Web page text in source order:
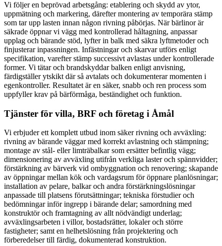
Vi följer en beprövad arbetsgång: etablering och skydd av ytor,
uppmätning och markering, därefter montering av temporära stämp
som tar upp lasten innan någon rivning påbörjas. När bärlinor är
säkrade öppnar vi vägg med kontrollerad håltagning, anpassar
upplag och bärande stöd, lyfter in balk med säkra lyftmetoder och
finjusterar inpassningen. Infästningar och skarvar utförs enligt
specifikation, varefter stämp successivt avlastas under kontrollerade
former. Vi tätar och brandskyddar balken enligt anvisning,
färdigställer ytskikt där så avtalats och dokumenterar momenten i
egenkontroller. Resultatet är en säker, snabb och ren process som
uppfyller krav på bärförmåga, beständighet och funktion.
Tjänster för villa, BRF och företag i Åmål
Vi erbjuder ett komplett utbud inom säker rivning och avväxling:
rivning av bärande väggar med korrekt avlastning och stämpning;
montage av stål- eller limträbalkar som ersätter befintlig vägg;
dimensionering av avväxling utifrån verkliga laster och spännvidder;
förstärkning av bärverk vid ombyggnation och renovering; skapande
av öppningar mellan kök och vardagsrum för öppnare planlösningar;
installation av pelare, balkar och andra förstärkningslösningar
anpassade till platsens förutsättningar; tekniska förstudier och
bedömningar inför ingrepp i bärande delar; samordning med
konstruktör och framtagning av allt nödvändigt underlag;
avväxlingsarbeten i villor, bostadsrätter, lokaler och större
fastigheter; samt en helhetslösning från projektering och
förberedelser till färdig, dokumenterad konstruktion.